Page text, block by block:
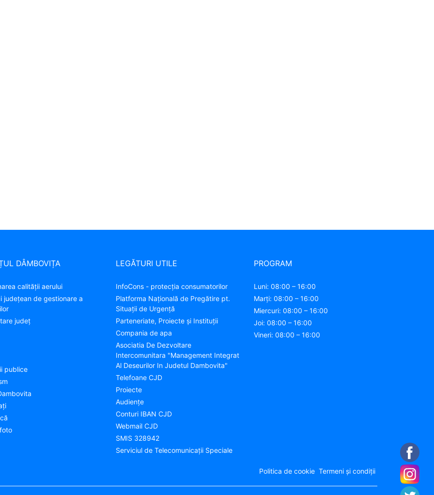
DÂMBOVIȚA
calității aerului
județean de gestionare a
judeţ
publice
LEGĂTURI UTILE
InfoCons - protecția consumatorilor
Platforma Națională de Pregătire pt.
Situații de Urgență
Parteneriate, Proiecte și Instituții
Compania de apa
Asociatia De Dezvoltare
Intercomunitara "Management Integrat
Al Deseurilor In Judetul Dambovita"
Telefoane CJD
Proiecte
Audienţe
Conturi IBAN CJD
Webmail CJD
SMIS 328942
Serviciul de Telecomunicații Speciale
PROGRAM
Luni: 08:00 – 16:00
Marți: 08:00 – 16:00
Miercuri: 08:00 – 16:00
Joi: 08:00 – 16:00
Vineri: 08:00 – 16:00
Politica de cookie Termeni și condiții